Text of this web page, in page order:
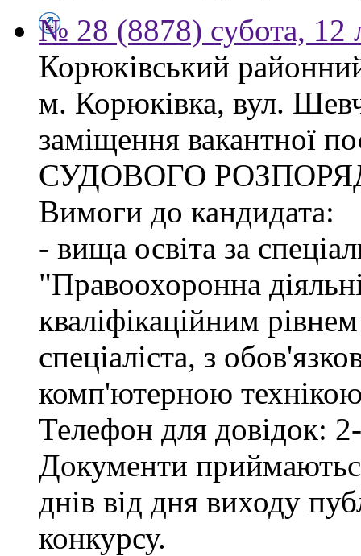
№ 28 (8878) субота, 12
Корюківський
м. Корюківка, вул.
заміщення вакантної
СУДОВОГО
Вимоги до кандидата:
- вища освіта за
"Правоохоронна
кваліфікаційним
спеціаліста, з
комп'ютерною
Телефон для довідок:
Документи
днів від дня виходу
конкурсу.